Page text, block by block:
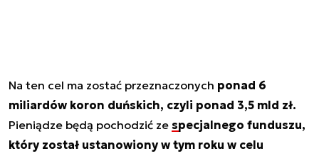
Na ten cel ma zostać przeznaczonych ponad 6
miliardów koron duńskich, czyli ponad 3,5 mld zł.
Pieniądze będą pochodzić ze specjalnego funduszu,
który został ustanowiony w tym roku w celu